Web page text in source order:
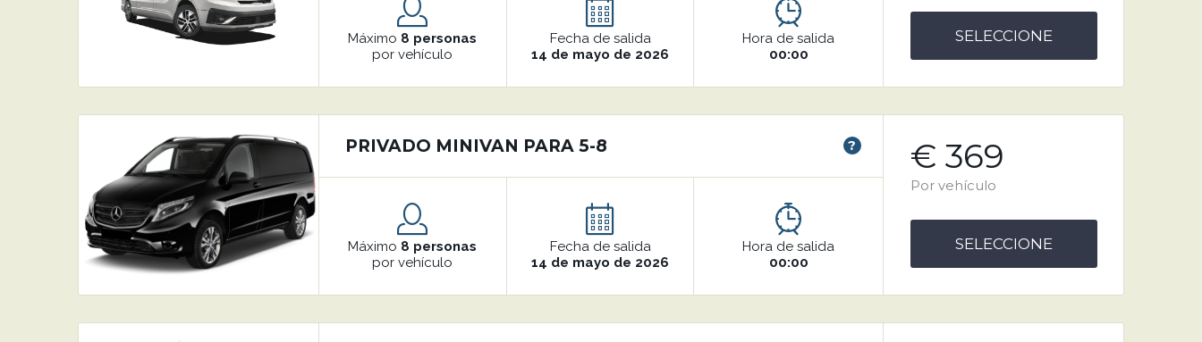
Máximo 8 personas
por vehículo
Fecha de salida
14 de mayo de 2026
Hora de salida
00:00
SELECCIONE
PRIVADO MINIVAN PARA 5-8 ?
Máximo 8 personas
por vehículo
Fecha de salida
14 de mayo de 2026
Hora de salida
00:00
€ 369
Por vehículo
SELECCIONE